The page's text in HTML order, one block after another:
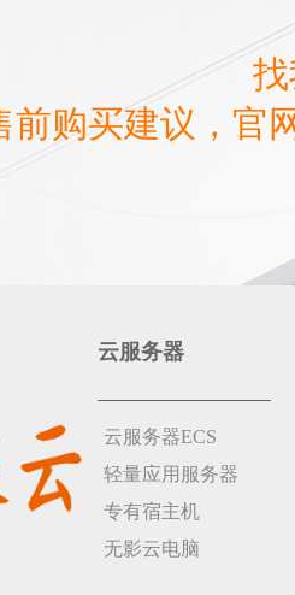
前购买建议，官
云服务器
云服务器ECS
轻量应用服务器
专有宿主机
无影云电脑